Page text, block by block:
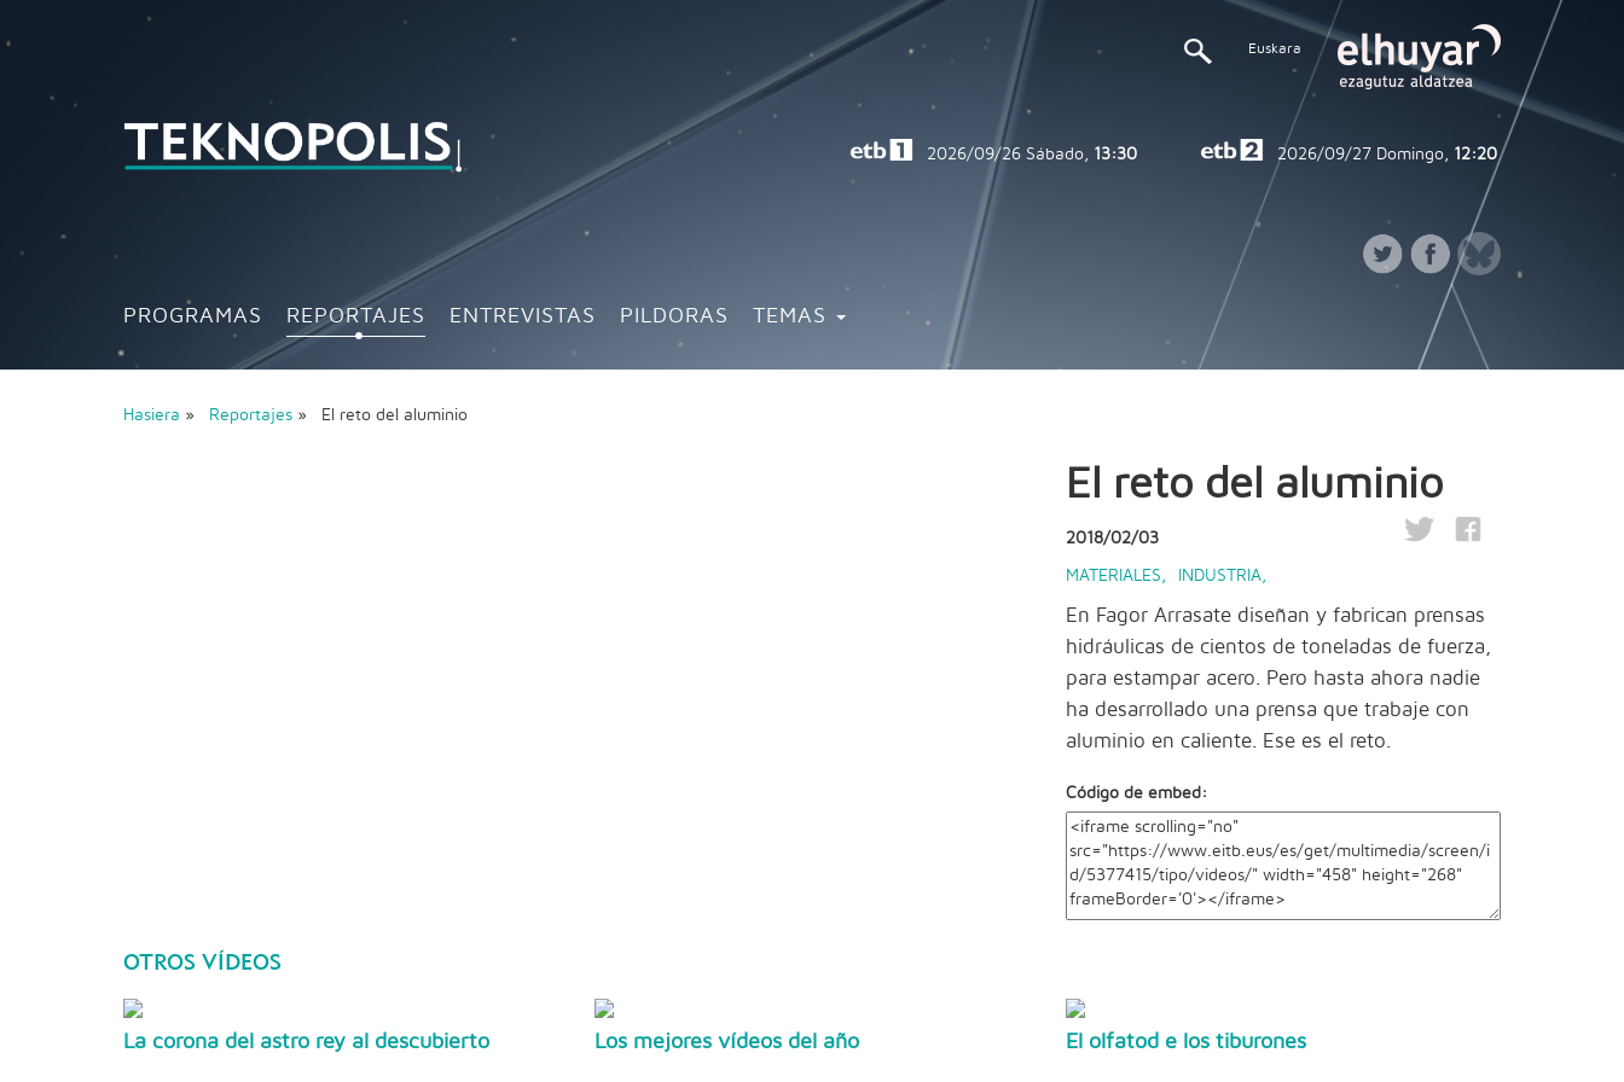
Euskara
PROGRAMAS REPORTAJES ENTREVISTAS PILDORAS TEMAS
2026/09/26 Sábado, 13:30 2026/09/27 Domingo, 12:20
Hasiera » Reportajes » El reto del aluminio
El reto del aluminio
2018/02/03
MATERIALES, INDUSTRIA,
En Fagor Arrasate diseñan y fabrican prensas
hidráulicas de cientos de toneladas de fuerza,
para estampar acero. Pero hasta ahora nadie
ha desarrollado una prensa que trabaje con
aluminio en caliente. Ese es el reto.
Código de embed:
OTROS VÍDEOS
La corona del astro rey al descubierto Los mejores vídeos del año El olfatod e los tiburones